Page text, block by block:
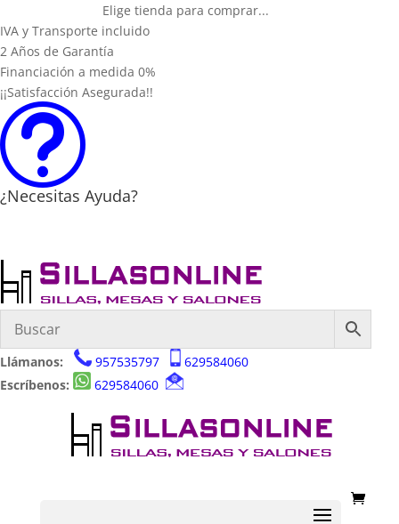
Elige tienda para comprar...
IVA y Transporte incluido
2 Años de Garantía
Financiación a medida 0%
¡¡Satisfacción Asegurada!!
t
¿Necesitas Ayuda?
Llámanos: 957535797
629584060
Escríbenos:
629584060